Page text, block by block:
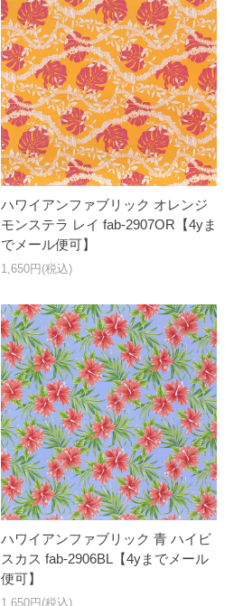
ハワイアンファブリック オレンジ
モンステラ レイ fab-2907OR【4yま
でメール便可】
1,650円(税込)
ハワイアンファブリック 青 ハイビ
スカス fab-2906BL【4yまでメール
便可】
1,650円(税込)